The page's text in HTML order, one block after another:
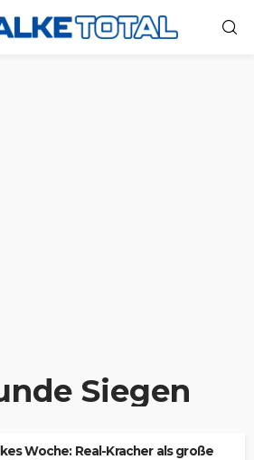
Siegen
Woche: Real-Kracher als große